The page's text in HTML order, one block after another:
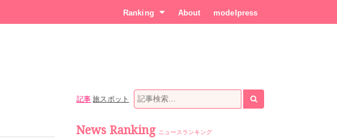
Ranking About modelpress
記事 旅スポット
News Ranking ニュースランキング